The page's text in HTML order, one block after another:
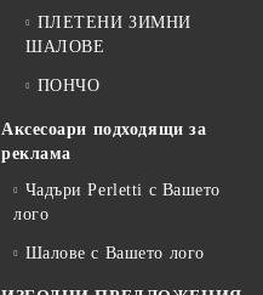
ПЛЕТЕНИ ЗИМНИ
ШАЛОВЕ
ПОНЧО
Аксесоари подходящи за
реклама
Чадъри Perletti с Вашето
лого
Шалове с Вашето лого